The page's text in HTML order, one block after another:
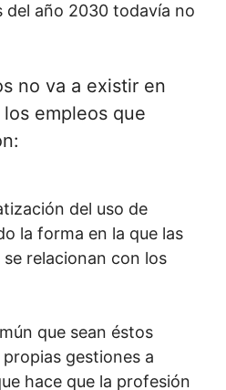
del año 2030 todavía no
no va a existir en
empleos que
del uso de
la forma en la que las
relacionan con los
que sean éstos
gestiones a
hace que la profesión